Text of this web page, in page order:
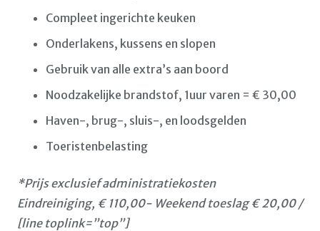
Compleet ingerichte keuken
Onderlakens, kussens en slopen
Gebruik van alle extra’s aan boord
Noodzakelijke brandstof, 1uur varen = € 30,00
Haven-, brug-, sluis-, en loodsgelden
Toeristenbelasting
*Prijs exclusief administratiekosten
Eindreiniging, € 110,00- Weekend toeslag € 20,00 /
[line toplink=”top”]